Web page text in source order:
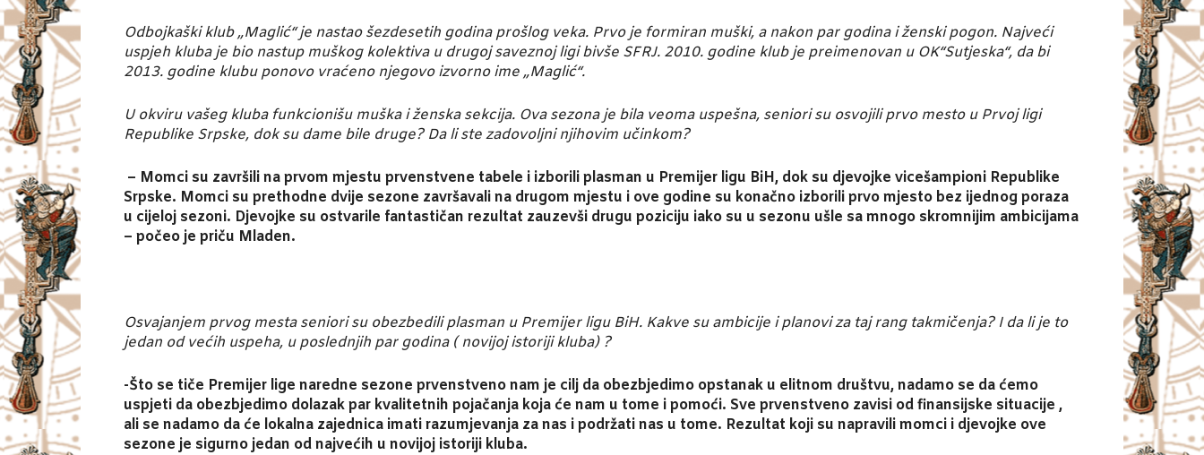
Odbojkaški klub „Maglić“ je nastao šezdesetih godina prošlog veka. Prvo je formiran muški, a nakon par godina i ženski pogon. Najveći
uspjeh kluba je bio nastup muškog kolektiva u drugoj saveznoj ligi bivše SFRJ. 2010. godine klub je preimenovan u OK“Sutjeska“, da bi
2013. godine klubu ponovo vraćeno njegovo izvorno ime „Maglić“.
U okviru vašeg kluba funkcionišu muška i ženska sekcija. Ova sezona je bila veoma uspešna, seniori su osvojili prvo mesto u Prvoj ligi
Republike Srpske, dok su dame bile druge? Da li ste zadovoljni njihovim učinkom?
– Momci su završili na prvom mjestu prvenstvene tabele i izborili plasman u Premijer ligu BiH, dok su djevojke vicešampioni Republike
Srpske. Momci su prethodne dvije sezone završavali na drugom mjestu i ove godine su konačno izborili prvo mjesto bez ijednog poraza
u cijeloj sezoni. Djevojke su ostvarile fantastičan rezultat zauzevši drugu poziciju iako su u sezonu ušle sa mnogo skromnijim ambicijama
– počeo je priču Mladen.
Osvajanjem prvog mesta seniori su obezbedili plasman u Premijer ligu BiH. Kakve su ambicije i planovi za taj rang takmičenja? I da li je to
jedan od većih uspeha, u poslednjih par godina ( novijoj istoriji kluba) ?
-Što se tiče Premijer lige naredne sezone prvenstveno nam je cilj da obezbjedimo opstanak u elitnom društvu, nadamo se da ćemo
uspjeti da obezbjedimo dolazak par kvalitetnih pojačanja koja će nam u tome i pomoći. Sve prvenstveno zavisi od finansijske situacije ,
ali se nadamo da će lokalna zajednica imati razumjevanja za nas i podržati nas u tome. Rezultat koji su napravili momci i djevojke ove
sezone je sigurno jedan od najvećih u novijoj istoriji kluba.